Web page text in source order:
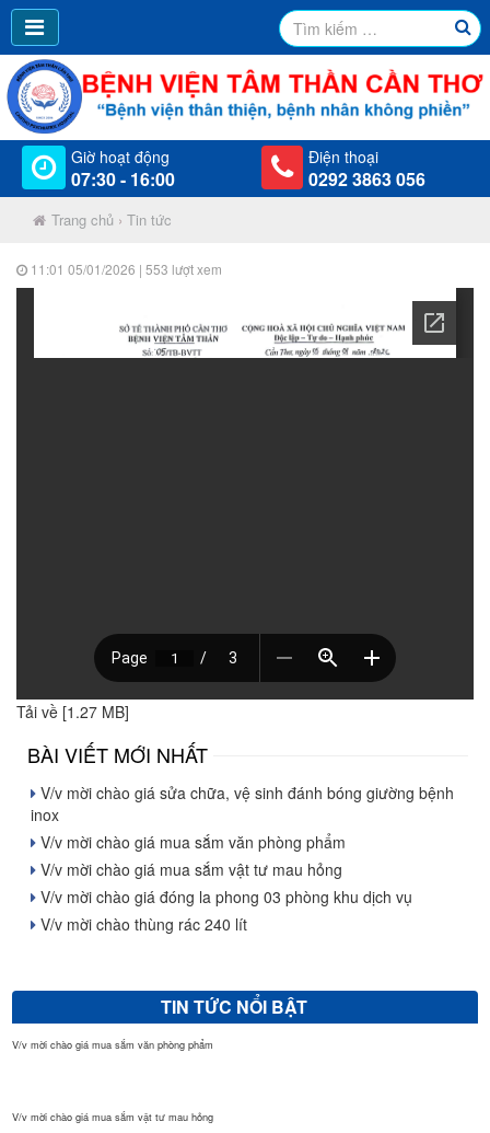
Giờ hoạt động
07:30 - 16:00
Điện thoại
0292 3863 056
Trang chủ › Tin tức
11:01 05/01/2026 | 553 lượt xem
Tải về [1.27 MB]
BÀI VIẾT MỚI NHẤT
V/v mời chào giá sửa chữa, vệ sinh đánh bóng giường bệnh
inox
V/v mời chào giá mua sắm văn phòng phẩm
V/v mời chào giá mua sắm vật tư mau hỏng
V/v mời chào giá đóng la phong 03 phòng khu dịch vụ
V/v mời chào thùng rác 240 lít
TIN TỨC NỔI BẬT
V/v mời chào giá mua sắm văn phòng phẩm
V/v mời chào giá mua sắm vật tư mau hỏng